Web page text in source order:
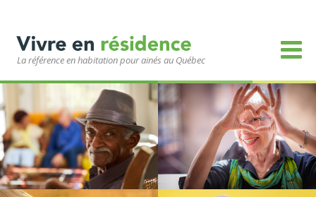
La référence en habitation pour ainés au Québec